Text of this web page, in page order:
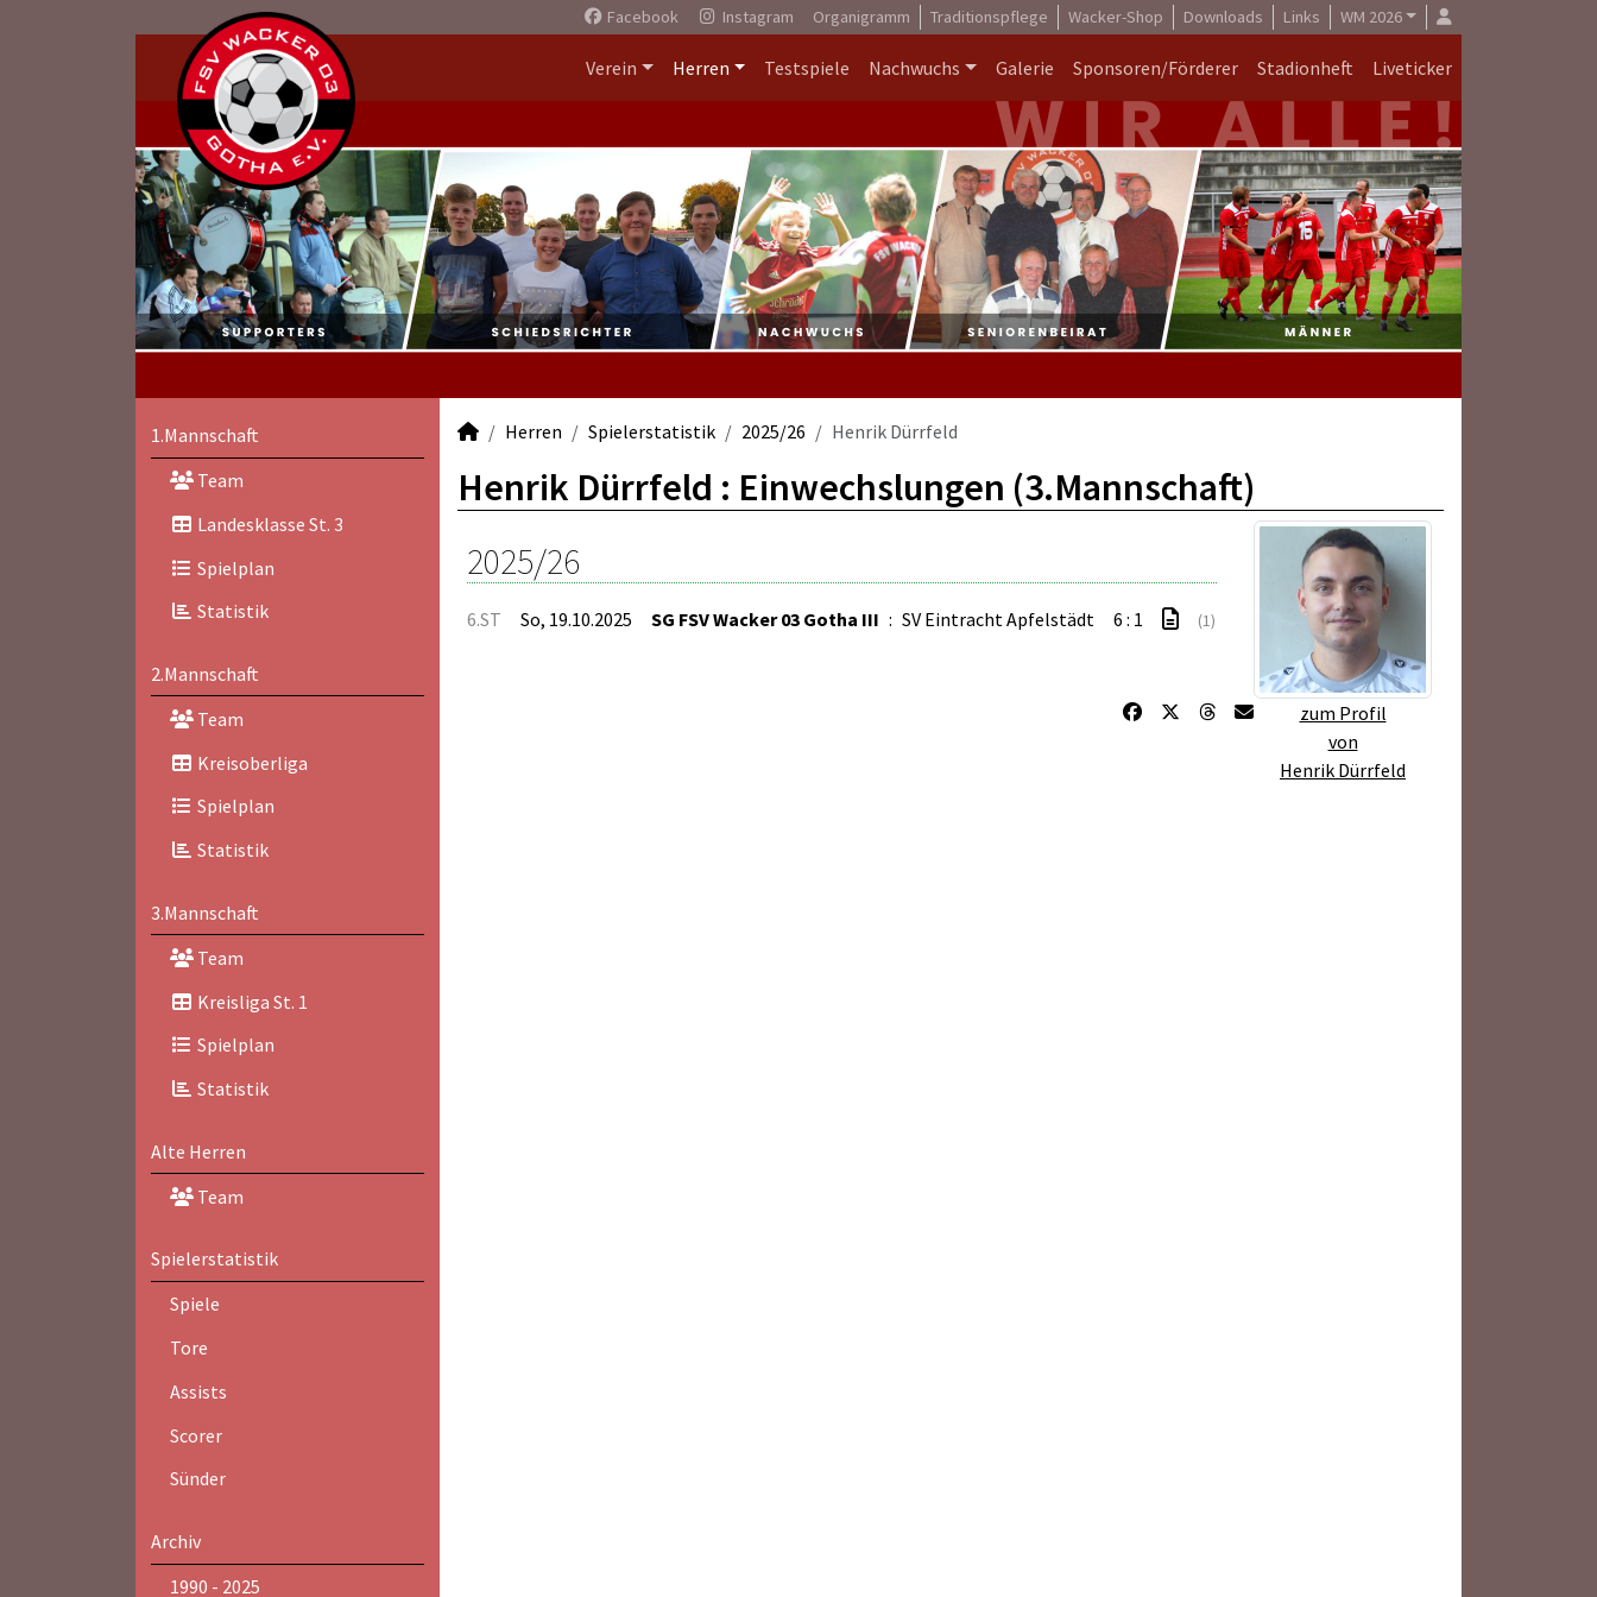
Facebook Instagram Organigramm Traditionspflege Wacker-Shop Downloads Links WM 2026
Verein Herren Testspiele Nachwuchs Galerie Sponsoren/Förderer Stadionheft Liveticker
1.Mannschaft
Team
Landesklasse St. 3
Spielplan
Statistik
2.Mannschaft
Team
Kreisoberliga
Spielplan
Statistik
3.Mannschaft
Team
Kreisliga St. 1
Spielplan
Statistik
Alte Herren
Team
Spielerstatistik
Spiele
Tore
Assists
Scorer
Sünder
Archiv
1990 - 2025
Herren Spielerstatistik 2025/26 Henrik Dürrfeld
Henrik Dürrfeld : Einwechslungen (3.Mannschaft)
zum Profil
von
Henrik Dürrfeld
2025/26
6.ST So, 19.10.2025 SG FSV Wacker 03 Gotha III : SV Eintracht Apfelstädt 6 : 1 (1)